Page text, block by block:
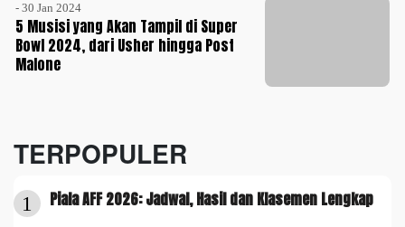
- 30 Jan 2024
5 Musisi yang Akan Tampil di Super
Bowl 2024, dari Usher hingga Post
Malone
TERPOPULER
1 Piala AFF 2026: Jadwal, Hasil dan Klasemen Lengkap